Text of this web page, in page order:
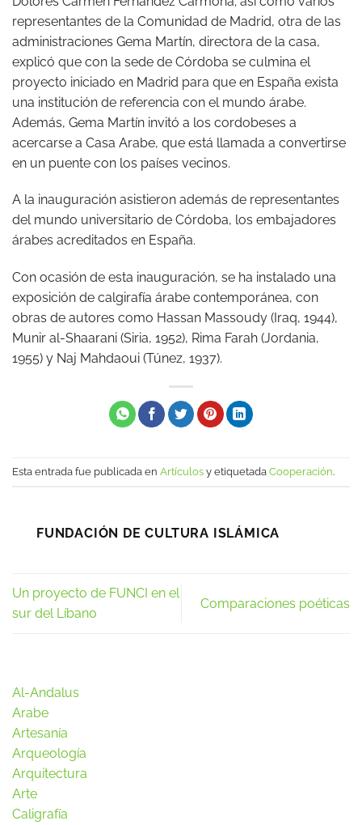
representantes de la Comunidad de Madrid, otra de las
administraciones Gema Martín, directora de la casa,
explicó que con la sede de Córdoba se culmina el
proyecto iniciado en Madrid para que en España exista
una institución de referencia con el mundo árabe.
Además, Gema Martín invitó a los cordobeses a
acercarse a Casa Arabe, que está llamada a convertirse
en un puente con los países vecinos.
A la inauguración asistieron además de representantes
del mundo universitario de Córdoba, los embajadores
árabes acreditados en España.
Con ocasión de esta inauguración, se ha instalado una
exposición de calgirafía árabe contemporánea, con
obras de autores como Hassan Massoudy (Iraq, 1944),
Munir al-Shaarani (Siria, 1952), Rima Farah (Jordania,
1955) y Naj Mahdaoui (Túnez, 1937).
Esta entrada fue publicada en Artículos y etiquetada Cooperación.
FUNDACIÓN DE CULTURA ISLÁMICA
Un proyecto de FUNCI en el
sur del Líbano
Comparaciones poéticas
Al-Andalus
Arabe
Artesanía
Arqueología
Arquitectura
Arte
Caligrafía